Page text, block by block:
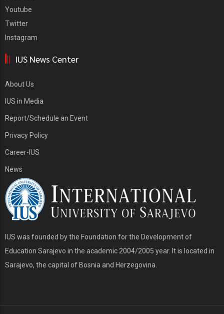
Youtube
Twitter
Instagram
IUS News Center
About Us
IUS in Media
Report/Schedule an Event
Privacy Policy
Career-IUS
News
IUS was founded by the Foundation for the Development of
Education Sarajevo in the academic 2004/2005 year. It is located in
Sarajevo, the capital of Bosnia and Herzegovina.